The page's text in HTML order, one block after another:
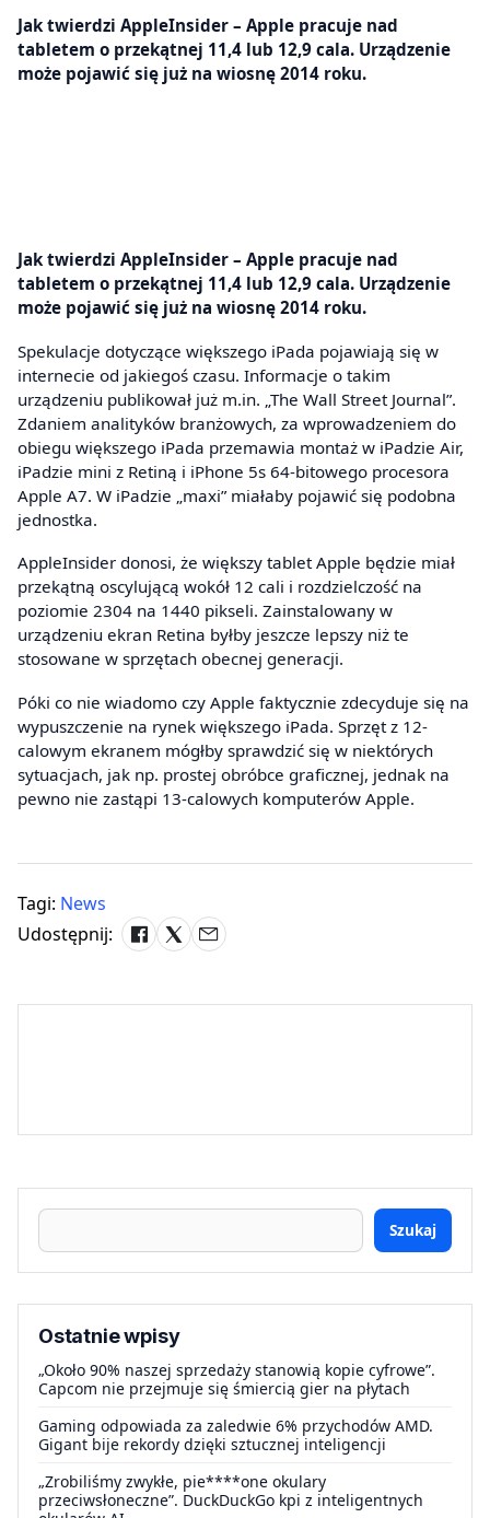
Jak twierdzi AppleInsider – Apple pracuje nad
tabletem o przekątnej 11,4 lub 12,9 cala. Urządzenie
może pojawić się już na wiosnę 2014 roku.
Jak twierdzi AppleInsider – Apple pracuje nad
tabletem o przekątnej 11,4 lub 12,9 cala. Urządzenie
może pojawić się już na wiosnę 2014 roku.
Spekulacje dotyczące większego iPada pojawiają się w
internecie od jakiegoś czasu. Informacje o takim
urządzeniu publikował już m.in. „The Wall Street Journal”.
Zdaniem analityków branżowych, za wprowadzeniem do
obiegu większego iPada przemawia montaż w iPadzie Air,
iPadzie mini z Retiną i iPhone 5s 64-bitowego procesora
Apple A7. W iPadzie „maxi” miałaby pojawić się podobna
jednostka.
AppleInsider donosi, że większy tablet Apple będzie miał
przekątną oscylującą wokół 12 cali i rozdzielczość na
poziomie 2304 na 1440 pikseli. Zainstalowany w
urządzeniu ekran Retina byłby jeszcze lepszy niż te
stosowane w sprzętach obecnej generacji.
Póki co nie wiadomo czy Apple faktycznie zdecyduje się na
wypuszczenie na rynek większego iPada. Sprzęt z 12-
calowym ekranem mógłby sprawdzić się w niektórych
sytuacjach, jak np. prostej obróbce graficznej, jednak na
pewno nie zastąpi 13-calowych komputerów Apple.
Tagi: News
Udostępnij:
Szukaj
Ostatnie wpisy
„Około 90% naszej sprzedaży stanowią kopie cyfrowe”.
Capcom nie przejmuje się śmiercią gier na płytach
Gaming odpowiada za zaledwie 6% przychodów AMD.
Gigant bije rekordy dzięki sztucznej inteligencji
„Zrobiliśmy zwykłe, pie****one okulary
przeciwsłoneczne”. DuckDuckGo kpi z inteligentnych